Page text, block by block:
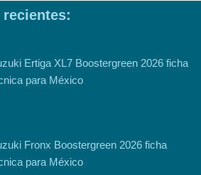
Ertiga XL7 Boostergreen 2026 ficha
para México
Fronx Boostergreen 2026 ficha
para México